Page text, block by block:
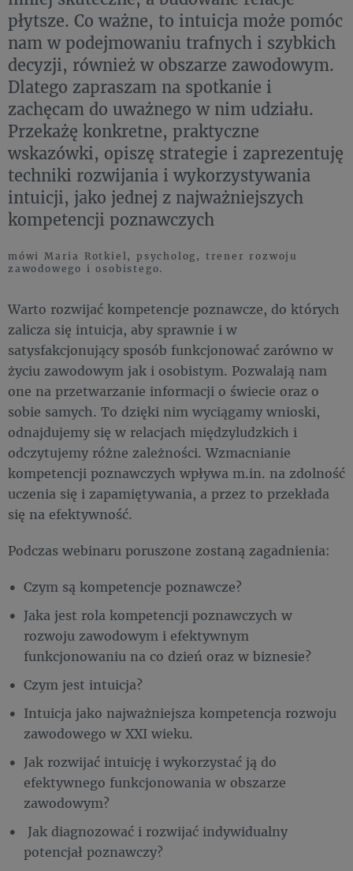
płytsze. Co ważne, to intuicja może pomóc
nam w podejmowaniu trafnych i szybkich
decyzji, również w obszarze zawodowym.
Dlatego zapraszam na spotkanie i
zachęcam do uważnego w nim udziału.
Przekażę konkretne, praktyczne
wskazówki, opiszę strategie i zaprezentuję
techniki rozwijania i wykorzystywania
intuicji, jako jednej z najważniejszych
kompetencji poznawczych
mówi Maria Rotkiel, psycholog, trener rozwoju
zawodowego i osobistego.
Warto rozwijać kompetencje poznawcze, do których
zalicza się intuicja, aby sprawnie i w
satysfakcjonujący sposób funkcjonować zarówno w
życiu zawodowym jak i osobistym. Pozwalają nam
one na przetwarzanie informacji o świecie oraz o
sobie samych. To dzięki nim wyciągamy wnioski,
odnajdujemy się w relacjach międzyludzkich i
odczytujemy różne zależności. Wzmacnianie
kompetencji poznawczych wpływa m.in. na zdolność
uczenia się i zapamiętywania, a przez to przekłada
się na efektywność.
Podczas webinaru poruszone zostaną zagadnienia:
Czym są kompetencje poznawcze?
Jaka jest rola kompetencji poznawczych w
rozwoju zawodowym i efektywnym
funkcjonowaniu na co dzień oraz w biznesie?
Czym jest intuicja?
Intuicja jako najważniejsza kompetencja rozwoju
zawodowego w XXI wieku.
Jak rozwijać intuicję i wykorzystać ją do
efektywnego funkcjonowania w obszarze
zawodowym?
Jak diagnozować i rozwijać indywidualny
potencjał poznawczy?